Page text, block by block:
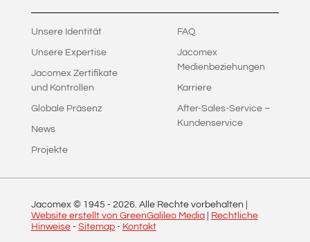
Unsere Identität
Unsere Expertise
Jacomex Zertifikate
und Kontrollen
Globale Präsenz
News
Projekte
FAQ
Jacomex
Medienbeziehungen
Karriere
After-Sales-Service –
Kundenservice
Jacomex © 1945 - 2026. Alle Rechte vorbehalten |
Website erstellt von GreenGalileo Media|
Rechtliche
Hinweise- Sitemap- Kontakt